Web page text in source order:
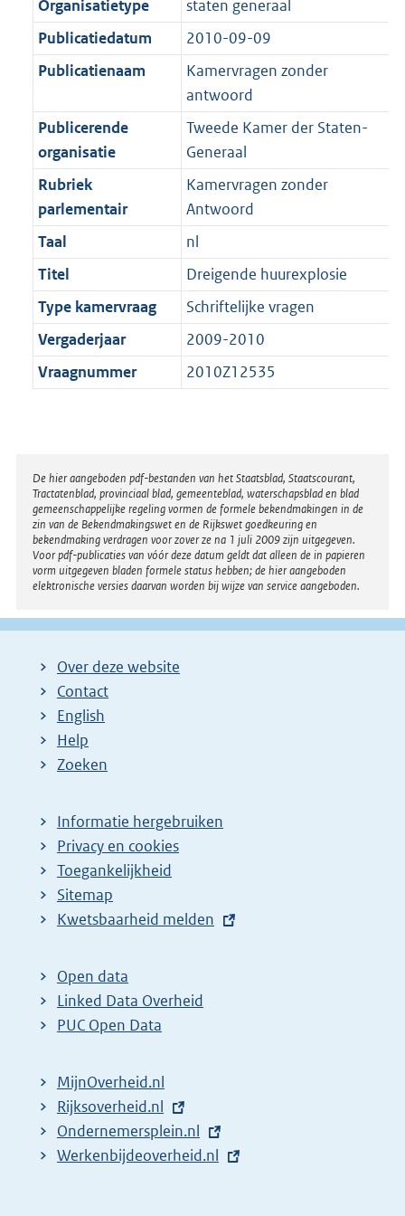
t
a
t
K
b
2
K
b
Organisatietype
staten generaal
Publicatiedatum
2010-09-09
Publicatienaam
Kamervragen zonder
antwoord
Publicerende
organisatie
Tweede Kamer der Staten-
Generaal
Rubriek
parlementair
Kamervragen zonder
Antwoord
Taal
nl
Titel
Dreigende huurexplosie
Type kamervraag
Schriftelijke vragen
Vergaderjaar
2009-2010
Vraagnummer
2010Z12535
Disclaimer
De hier aangeboden pdf-bestanden van het Staatsblad, Staatscourant,
Tractatenblad, provinciaal blad, gemeenteblad, waterschapsblad en blad
gemeenschappelijke regeling vormen de formele bekendmakingen in de
zin van de Bekendmakingswet en de Rijkswet goedkeuring en
bekendmaking verdragen voor zover ze na 1 juli 2009 zijn uitgegeven.
Voor pdf-publicaties van vóór deze datum geldt dat alleen de in papieren
vorm uitgegeven bladen formele status hebben; de hier aangeboden
elektronische versies daarvan worden bij wijze van service aangeboden.
Over deze website
Contact
English
Help
Zoeken
Informatie hergebruiken
Privacy en cookies
Toegankelijkheid
Sitemap
E
t
e
r
l
i
n
k
Kwetsbaarheid melden
Open data
Linked Data Overheid
PUC Open Data
MijnOverheid.nl
E
x
t
Rijksoverheid.nl
E
x
Ondernemersplein.nl
E
Werkenbijdeoverheid.nl